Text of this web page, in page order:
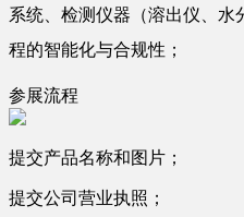
系统、检测仪器（溶出仪、水
程的智能化与合规性；
参展流程
提交产品名称和图片；
提交公司营业执照；